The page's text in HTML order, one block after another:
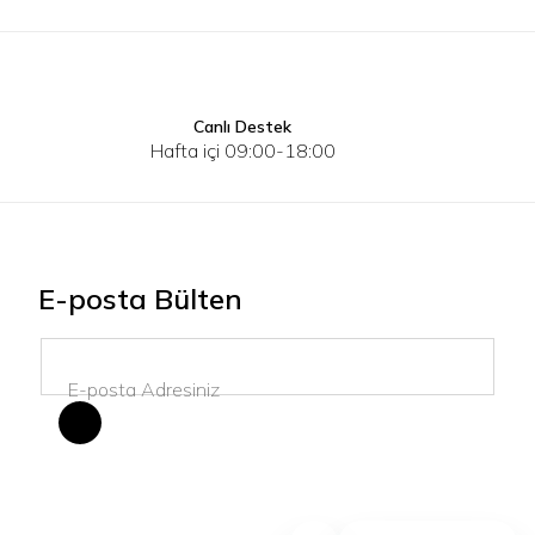
L XL 2XL 3XL
Canlı Destek
Hafta içi 09:00-18:00
E-posta Bülten